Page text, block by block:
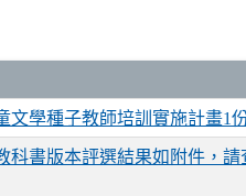
文學種子教師培訓實施計畫1
科書版本評選結果如附件，請